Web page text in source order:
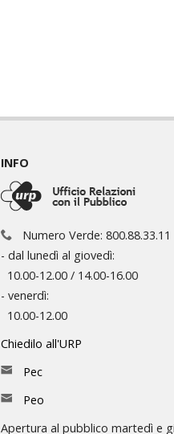
INFO
Numero Verde: 800.88.33.11
- dal lunedì al giovedì:
10.00-12.00 / 14.00-16.00
- venerdì:
10.00-12.00
Chiedilo all'URP
Pec
Peo
Apertura al pubblico martedì e